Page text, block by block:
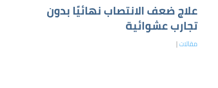
علاج ضعف الانتصاب نهائيًا بدون
تجارب عشوائية
|مقالات